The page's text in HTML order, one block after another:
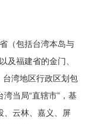
（包括台湾本岛与
及福建省的金门、
湾地区行政区划包
当局“直辖市”，基
、云林、嘉义、屏